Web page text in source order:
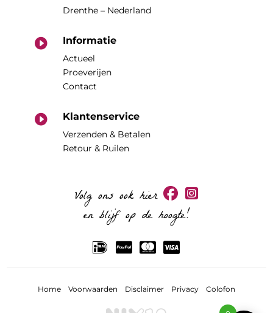
Drenthe – Nederland
 Informatie
Actueel
Proeverijen
Contact
 Klantenservice
Verzenden & Betalen
Retour & Ruilen
Volg ons ook hier
en blijf op de hoogte!
Home Voorwaarden Disclaimer Privacy Colofon